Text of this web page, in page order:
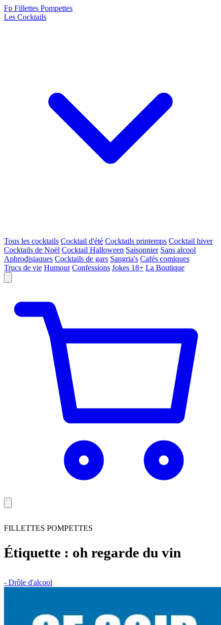
Fp Fillettes Pompettes
Les Cocktails
Tous les cocktails Cocktail d'été Cocktails printemps Cocktail hiver
Cocktails de Noël Cocktail Halloween Saisonnier Sans alcool
Aphrodisiaques Cocktails de gars Sangria's Cafés comiques
Trucs de vie Humour Confessions Jokes 18+ La Boutique
FILLETTES POMPETTES
Étiquette : oh regarde du vin
- Drôle d'alcool